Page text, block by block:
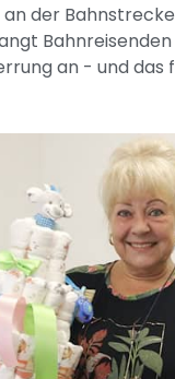
der
an - und das